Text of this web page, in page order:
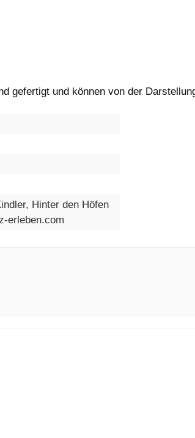
gefertigt und können von der
Hinter den Höfen
erleben.com